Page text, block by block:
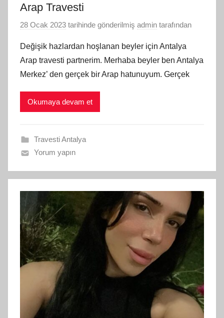
Arap Travesti
28 Ocak 2023 tarihinde gönderilmiş admin tarafından
Değişik hazlardan hoşlanan beyler için Antalya
Arap travesti partnerim. Merhaba beyler ben Antalya
Merkez’ den gerçek bir Arap hatunuyum. Gerçek
Okumaya devam et
Travesti Antalya
Yorum yapın